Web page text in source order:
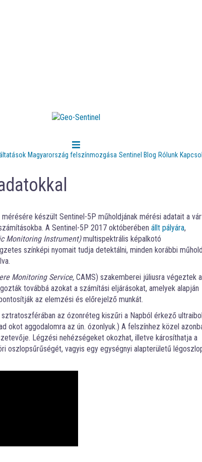
Magyarország felszínmozgása Sentinel Blog Rólunk
készült Sentinel-5P műholdjának mérési adatait a
A Sentinel-5P 2017 októberében állt pályára,
Monitoring Instrument)multispektrális képalkotó
színképi nyomait tudja detektálni, minden korábbi
Monitoring Service, CAMS) szakemberei júliusra végeztek a
továbbá azokat a számítási eljárásokat, amelyek alapján
az elemzési és előrejelző munkát.
az ózonréteg kiszűri a Napból érkező
okot aggodalomra az ún. ózonlyuk.) A felszínhez közel
Légzési nehézségeket okozhat, illetve károsíthatja a
oszlopsűrűségét, vagyis egy egységnyi alapterületű